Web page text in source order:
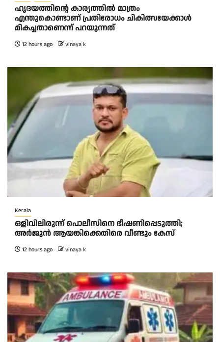
ഹൃദയത്തിന്റെ കാര്യത്തിൽ മാത്രം
എന്തുകൊണ്ടാണ് പ്രതിരോധം ചികിത്സയേക്കാൾ
മികച്ചതാണെന്ന് പറയുന്നത്
12 hours ago vinaya k
Kerala
ഒളിവിലിരുന്ന് പൊലീസിനെ ഭീഷണിപ്പെടുത്തി;
അർജുൻ ആയങ്കിക്കെതിരെ വീണ്ടും കേസ്
12 hours ago vinaya k